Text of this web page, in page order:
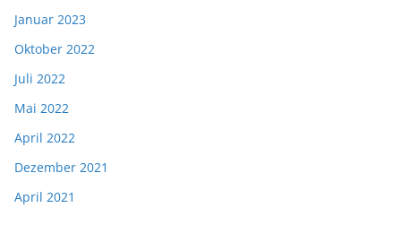
Januar 2023
Oktober 2022
Juli 2022
Mai 2022
April 2022
Dezember 2021
April 2021